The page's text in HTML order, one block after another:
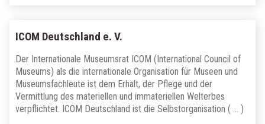
ICOM Deutschland e. V.
Der Internationale Museumsrat ICOM (International Council of
Museums) als die internationale Organisation für Museen und
Museumsfachleute ist dem Erhalt, der Pflege und der
Vermittlung des materiellen und immateriellen Welterbes
verpflichtet. ICOM Deutschland ist die Selbstorganisation ( … )